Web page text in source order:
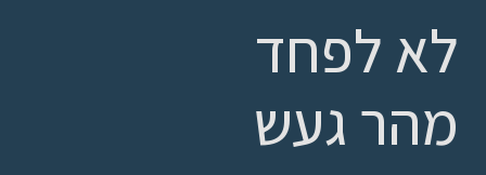
לא לפחד
מהר געש